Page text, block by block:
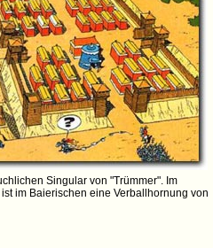
Singular von "Trümmer". Im
im Baierischen eine Verballhornung von